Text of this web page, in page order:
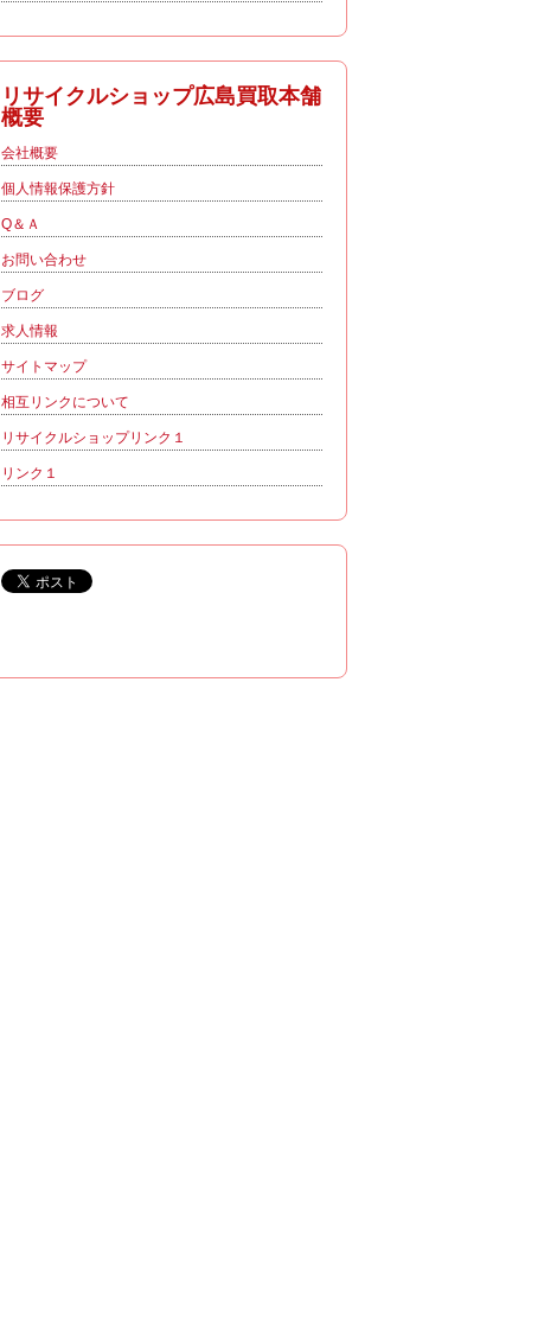
リサイクルショップ広島買取本舗
概要
会社概要
個人情報保護方針
Q＆Ａ
お問い合わせ
ブログ
求人情報
サイトマップ
相互リンクについて
リサイクルショップリンク１
リンク１